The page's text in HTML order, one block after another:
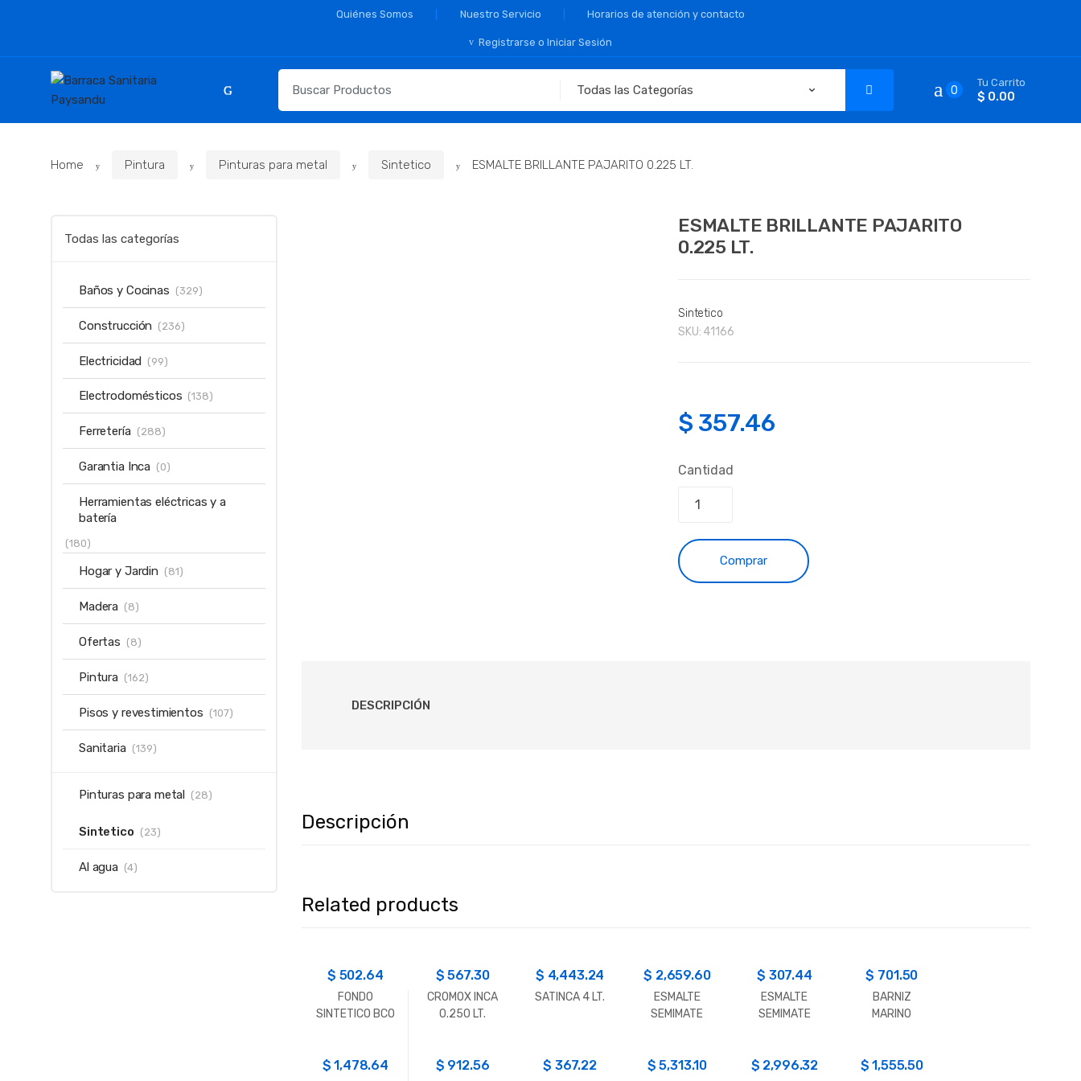
Quiénes Somos Nuestro Servicio Horarios de atención y contacto
Registrarse o Iniciar Sesión
para:
0
Tu Carrito
$ 0.00
Home Pintura Pinturas para metal Sintetico ESMALTE BRILLANTE PAJARITO 0.225 LT.
ESMALTE BRILLANTE PAJARITO
0.225 LT.
Sintetico
SKU: 41166
$ 357.46
Cantidad
Comprar
DESCRIPCIÓN
Descripción
Related products
$ 502.64
FONDO
SINTETICO BCO
$567.30
CROMOX INCA
0.250 LT.
$ 4,443.24
SATINCA 4 LT.
$ 2,659.60
ESMALTE
SEMIMATE
$ 307.44
ESMALTE
SEMIMATE
$ 701.50
BARNIZ
MARINO
$1,478.64 $ 912.56 $ 367.22 $5,313.10 $ 2,996.32 $1,555.50
Todas las categorías
Baños y Cocinas (329)
Construcción (236)
Electricidad (99)
Electrodomésticos (138)
Ferretería (288)
Garantia Inca (0)
Herramientas eléctricas y a
batería
(180)
Hogar y Jardin (81)
Madera (8)
Ofertas (8)
Pintura (162)
Pisos y revestimientos (107)
Sanitaria (139)
Pinturas para metal (28)
Sintetico (23)
Al agua (4)